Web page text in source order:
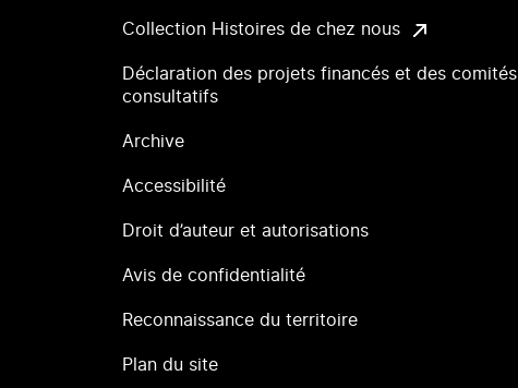
Collection Histoires de chez nous
Déclaration des projets financés et des comités
consultatifs
Archive
Accessibilité
Droit d’auteur et autorisations
Avis de confidentialité
Reconnaissance du territoire
Plan du site